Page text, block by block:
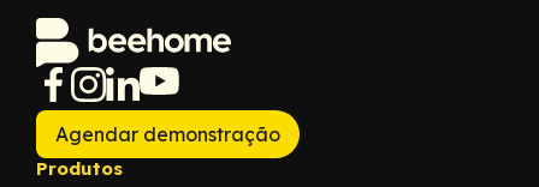
Agendar demonstração
Produtos